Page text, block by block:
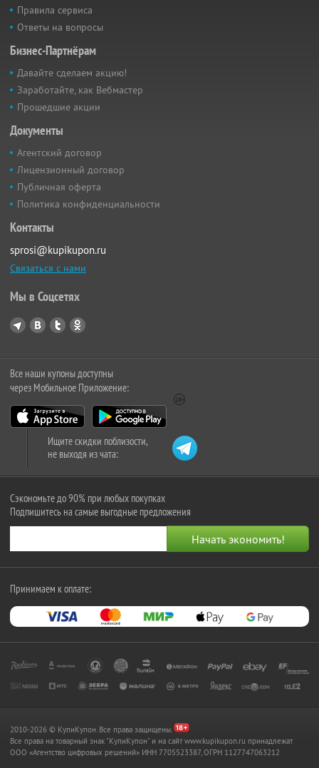
Правила сервиса
Ответы на вопросы
Бизнес-Партнёрам
Давайте сделаем акцию!
Заработайте, как Вебмастер
Прошедшие акции
Документы
Агентский договор
Лицензионный договор
Публичная оферта
Политика конфиденциальности
Контакты
sprosi@kupikupon.ru
Связаться с нами
Мы в Соцсетях
Все наши купоны доступны
через Мобильное Приложение:
Ищите скидки поблизости,
не выходя из чата:
Сэкономьте до 90% при любых покупках
Подпишитесь на самые выгодные предложения
Принимаем к оплате:
2010-2026 © КупиКупон. Все права защищены.
Все права на товарный знак "КупиКупон" и на сайт www.kupikupon.ru принадлежат
OOO «Агентство цифровых решений» ИНН 7705523387, ОГРН 1127747063212